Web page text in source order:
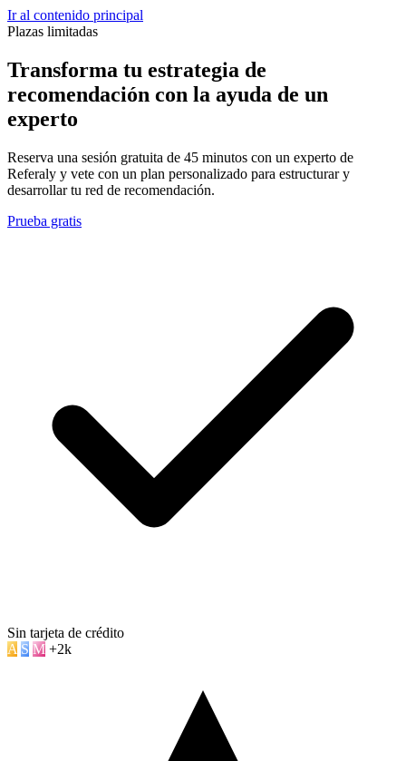
Ir al contenido principal
Plazas limitadas
Transforma tu estrategia de
recomendación con la ayuda de un
experto
Reserva una sesión gratuita de 45 minutos con un experto de
Referaly y vete con un plan personalizado para estructurar y
desarrollar tu red de recomendación.
Prueba gratis
Sin tarjeta de crédito
A S M +2k